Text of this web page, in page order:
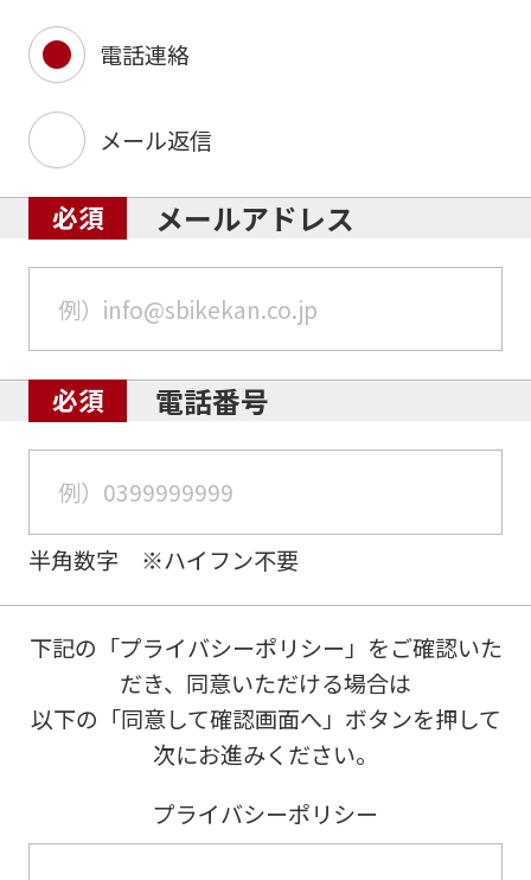
電話連絡
メール返信
メールアドレス
電話番号
半角数字 ※ハイフン不要
下記の「プライバシーポリシー」をご確認いた
だき、同意いただける場合は
以下の「同意して確認画面へ」ボタンを押して
次にお進みください。
プライバシーポリシー